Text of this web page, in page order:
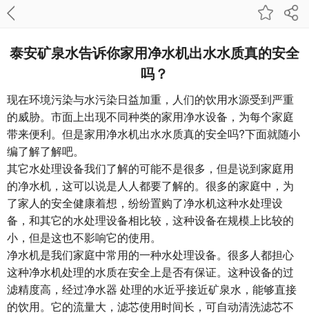
泰安矿泉水告诉你家用净水机出水水质真的安全
吗？
现在环境污染与水污染日益加重，人们的饮用水源受到严重
的威胁。市面上出现不同种类的家用净水设备，为每个家庭
带来便利。但是家用净水机出水水质真的安全吗?下面就随小
编了解了解吧。
其它水处理设备我们了解的可能不是很多，但是说到家庭用
的净水机，这可以说是人人都要了解的。很多的家庭中，为
了家人的安全健康着想，纷纷置购了净水机这种水处理设
备，和其它的水处理设备相比较，这种设备在规模上比较的
小，但是这也不影响它的使用。
净水机是我们家庭中常用的一种水处理设备。很多人都担心
这种净水机处理的水质在安全上是否有保证。这种设备的过
滤精度高，经过净水器 处理的水近乎接近矿泉水，能够直接
的饮用。它的流量大，滤芯使用时间长，可自动清洗滤芯不